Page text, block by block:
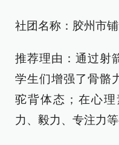
社团名称：胶州市
推荐理由：通过射
学生们增强了骨骼
驼背体态；在心
力、毅力、专注力等